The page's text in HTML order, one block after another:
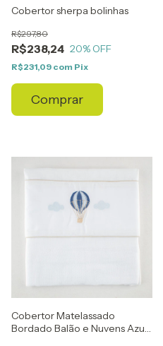
Cobertor sherpa bolinhas
R$238,24
R$297,80
20% OFF
R$231,09 com Pix
Comprar
Cobertor Matelassado
Bordado Balão e Nuvens Azul